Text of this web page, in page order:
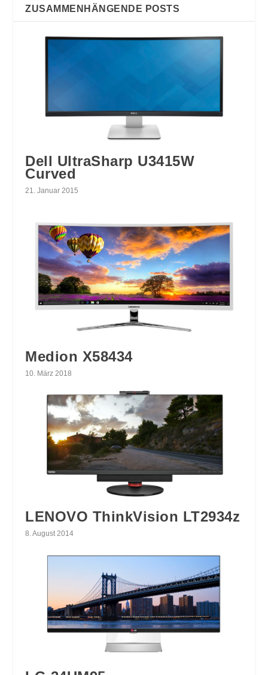
ZUSAMMENHÄNGENDE POSTS
Dell UltraSharp U3415W
Curved
21. Januar 2015
Medion X58434
10. März 2018
LENOVO ThinkVision LT2934z
8. August 2014